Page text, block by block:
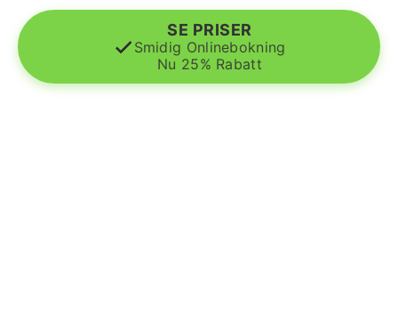
SE PRISER
Smidig Onlinebokning
Nu 25% Rabatt